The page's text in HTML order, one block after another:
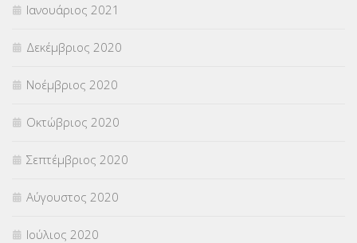
Ιανουάριος 2021
Δεκέμβριος 2020
Νοέμβριος 2020
Οκτώβριος 2020
Σεπτέμβριος 2020
Αύγουστος 2020
Ιούλιος 2020